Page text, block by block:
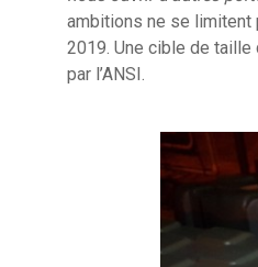
ambitions ne se limitent
2019. Une cible de
par l’ANSI.